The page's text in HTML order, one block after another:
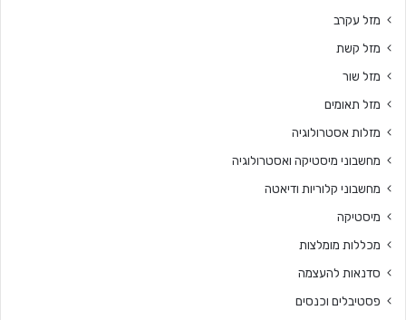
מזל עקרב
מזל קשת
מזל שור
מזל תאומים
מזלות אסטרולוגיה
מחשבוני מיסטיקה ואסטרולוגיה
מחשבוני קלוריות ודיאטה
מיסטיקה
מכללות מומלצות
סדנאות להעצמה
פסטיבלים וכנסים